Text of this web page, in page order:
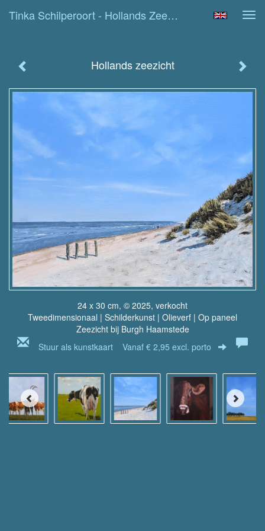
Tinka Schilperoort - Hollands Zeezicht
Hollands zeezicht
24 x 30 cm, © 2025, verkocht
Tweedimensionaal | Schilderkunst | Olieverf | Op paneel
Zeezicht bij Burgh Haamstede
Stuur als kunstkaart Vanaf € 2,95 excl. porto